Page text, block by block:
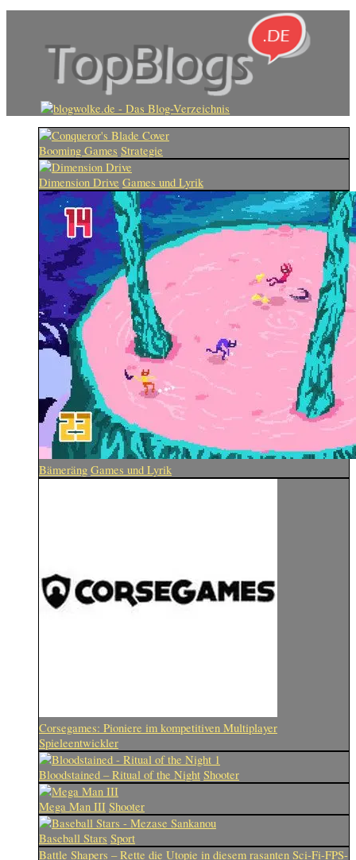
Booming Games Strategie
Dimension Drive Games und Lyrik
Bämeräng Games und Lyrik
Corsegames: Pioniere im kompetitiven Multiplayer
Spieleentwickler
Bloodstained – Ritual of the Night Shooter
Mega Man III Shooter
Baseball Stars Sport
Battle Shapers – Rette die Utopie in diesem rasanten Sci-Fi-FPS-